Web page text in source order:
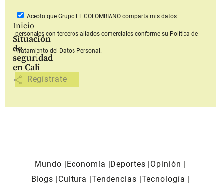
Inicio
Situación
de
seguridad
en Cali
share
Acepto que Grupo EL COLOMBIANOcomparta mis datos
personales con terceros aliados comerciales conforme su Política de
Tratamiento del Datos Personal.
Mundo Economía Deportes
Opinión
Blogs
Cultura Tendencias Tecnología